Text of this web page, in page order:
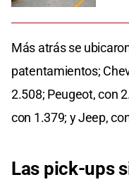
Más atrás se
patentamientos;
2.508; Peugeot, con
con 1.379; y Jeep,
Las pick-ups